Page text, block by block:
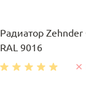
Радиатор
RAL 9016